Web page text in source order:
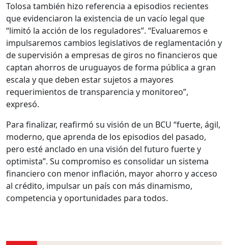
Tolosa también hizo referencia a episodios recientes
que evidenciaron la existencia de un vacío legal que
“limitó la acción de los reguladores”. “Evaluaremos e
impulsaremos cambios legislativos de reglamentación y
de supervisión a empresas de giros no financieros que
captan ahorros de uruguayos de forma pública a gran
escala y que deben estar sujetos a mayores
requerimientos de transparencia y monitoreo”,
expresó.
Para finalizar, reafirmó su visión de un BCU “fuerte, ágil,
moderno, que aprenda de los episodios del pasado,
pero esté anclado en una visión del futuro fuerte y
optimista”. Su compromiso es consolidar un sistema
financiero con menor inflación, mayor ahorro y acceso
al crédito, impulsar un país con más dinamismo,
competencia y oportunidades para todos.